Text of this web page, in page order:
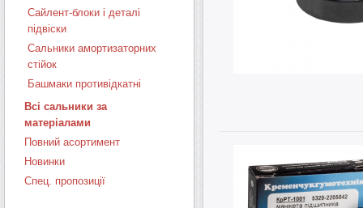
Сайлент-блоки і деталі
підвіски
Сальники амортизаторних
стійок
Башмаки противідкатні
Всі сальники за
матеріалами
Повний асортимент
Новинки
Спец. пропозиції